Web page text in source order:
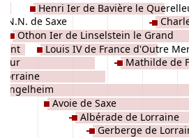
N.N. de Saxe
Othon Ier de Linselstein le Grand
Henri Ier de Bavière le
Louis IV de France d'Outre
Avoie de Saxe
Albérade de Lorraine
Gerberge de
Mathilde de